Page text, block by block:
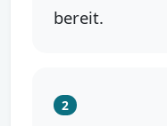
bereit.
2